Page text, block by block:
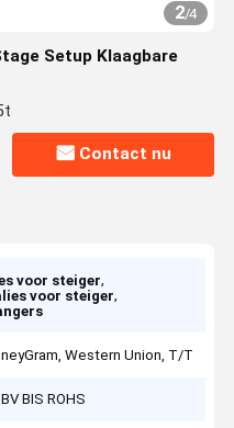
2/4
Setup Klaagbare
Contact nu
voor steiger,
voor steiger,
Western Union, T/T
BIS ROHS